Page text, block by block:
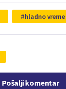
hladno vreme
Pošalji komentar